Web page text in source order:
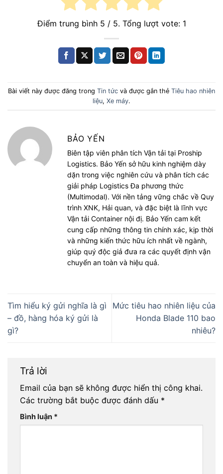
Điểm trung bình 5 / 5. Tổng lượt vote: 1
Bài viết này được đăng trong Tin tức và được gắn thẻ Tiêu hao nhiên
liệu, Xe máy.
BẢO YẾN
Biên tập viên phân tích Vận tải tại Proship
Logistics. Bảo Yến sở hữu kinh nghiệm dày
dặn trong việc nghiên cứu và phân tích các
giải pháp Logistics Đa phương thức
(Multimodal). Với nền tảng vững chắc về Quy
trình XNK, Hải quan, và đặc biệt là lĩnh vực
Vận tải Container nội đị. Bảo Yến cam kết
cung cấp những thông tin chính xác, kịp thời
và những kiến thức hữu ích nhất về ngành,
giúp quý độc giả đưa ra các quyết định vận
chuyển an toàn và hiệu quả.
Tìm hiểu ký gửi nghĩa là gì
– đồ, hàng hóa ký gửi là
gì?
Mức tiêu hao nhiên liệu của
Honda Blade 110 bao
nhiêu?
Trả lời
Email của bạn sẽ không được hiển thị công khai.
Các trường bắt buộc được đánh dấu *
Bình luận *